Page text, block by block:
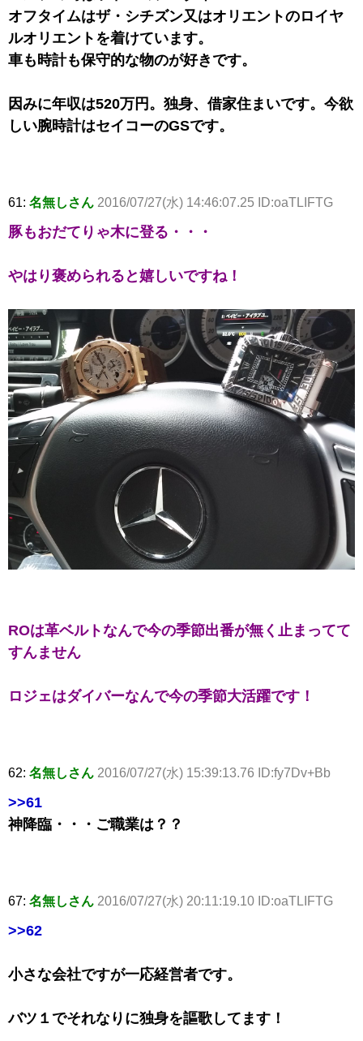
オフタイムはザ・シチズン又はオリエントのロイヤ
ルオリエントを着けています。
車も時計も保守的な物のが好きです。
因みに年収は520万円。独身、借家住まいです。今欲
しい腕時計はセイコーのGSです。
61: 名無しさん 2016/07/27(水) 14:46:07.25 ID:oaTLIFTG
豚もおだてりゃ木に登る・・・
やはり褒められると嬉しいですね！
ROは革ベルトなんで今の季節出番が無く止まってて
すんません
ロジェはダイバーなんで今の季節大活躍です！
62: 名無しさん 2016/07/27(水) 15:39:13.76 ID:fy7Dv+Bb
>>61
神降臨・・・ご職業は？？
67: 名無しさん 2016/07/27(水) 20:11:19.10 ID:oaTLIFTG
>>62
小さな会社ですが一応経営者です。
バツ１でそれなりに独身を謳歌してます！